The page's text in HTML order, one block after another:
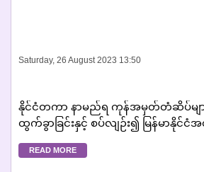
Saturday, 26 August 2023 13:50
နိုင်ငံတကာ နာမည်ရ ကုန်အမှတ်တံဆိပ်များ
ထွက်ခွာခြင်းနှင့် စပ်လျဉ်း၍ မြန်မာနိုင်
ရှင်များအသင်းမှ ကြေညာချက် ထုတ်ပြန်
READ MORE